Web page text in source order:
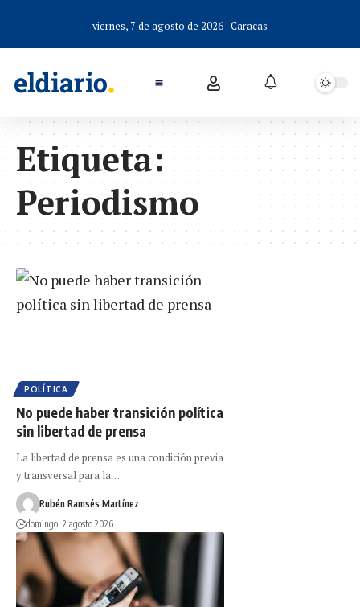
viernes, 7 de agosto de 2026 - Caracas
Etiqueta:
Periodismo
POLÍTICA
No puede haber transición política
sin libertad de prensa
La libertad de prensa es una condición previa
y transversal para la…
Rubén Ramsés Martínez
domingo, 2 agosto 2026